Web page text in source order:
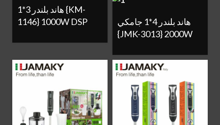
هاند بلندر 3*1 {KM-
1146} 1000W DSP
هاند بلندر 4*1 جامكي
{JMK-3013} 2000W